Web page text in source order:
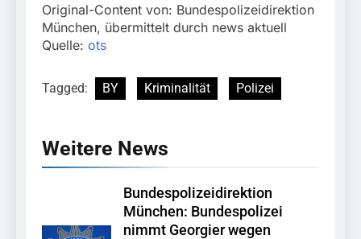
Original-Content von: Bundespolizeidirektion
München, übermittelt durch news aktuell
Quelle: ots
Tagged: BY Kriminalität Polizei
Weitere News
Bundespolizeidirektion
München: Bundespolizei
nimmt Georgier wegen